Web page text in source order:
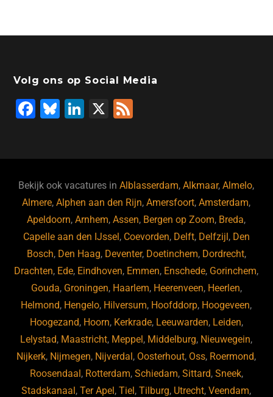
Volg ons op Social Media
F
b
o
o
k
Bl
ky
Li
dI
n
X
Bekijk ook vacatures inAlblasserdam,Alkmaar,Almelo,
Almere,Alphen aan den Rijn,Amersfoort,Amsterdam,
Apeldoorn,Arnhem,Assen, Bergen op Zoom, Breda,
Capelle aan den IJssel , Coevorden, Delft, Delfzijl , Den
Bosch, Den Haag, Deventer, Doetinchem, Dordrecht,
Drachten, Ede, Eindhoven, Emmen, Enschede, Gorinchem,
Gouda, Groningen, Haarlem, Heerenveen, Heerlen,
Helmond, Hengelo, Hilversum, Hoofddorp, Hoogeveen,
Hoogezand, Hoorn, Kerkrade, Leeuwarden, Leiden,
Lelystad, Maastricht, Meppel , Middelburg, Nieuwegein,
Nijkerk, Nijmegen, Nijverdal , Oosterhout, Oss, Roermond,
Roosendaal , Rotterdam, Schiedam, Sittard, Sneek,
Stadskanaal ,Ter Apel ,Tiel ,Tilburg, Utrecht,Veendam,